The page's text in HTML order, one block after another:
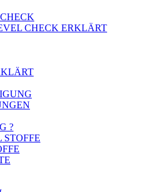
CHECK ERKLÄRT
?